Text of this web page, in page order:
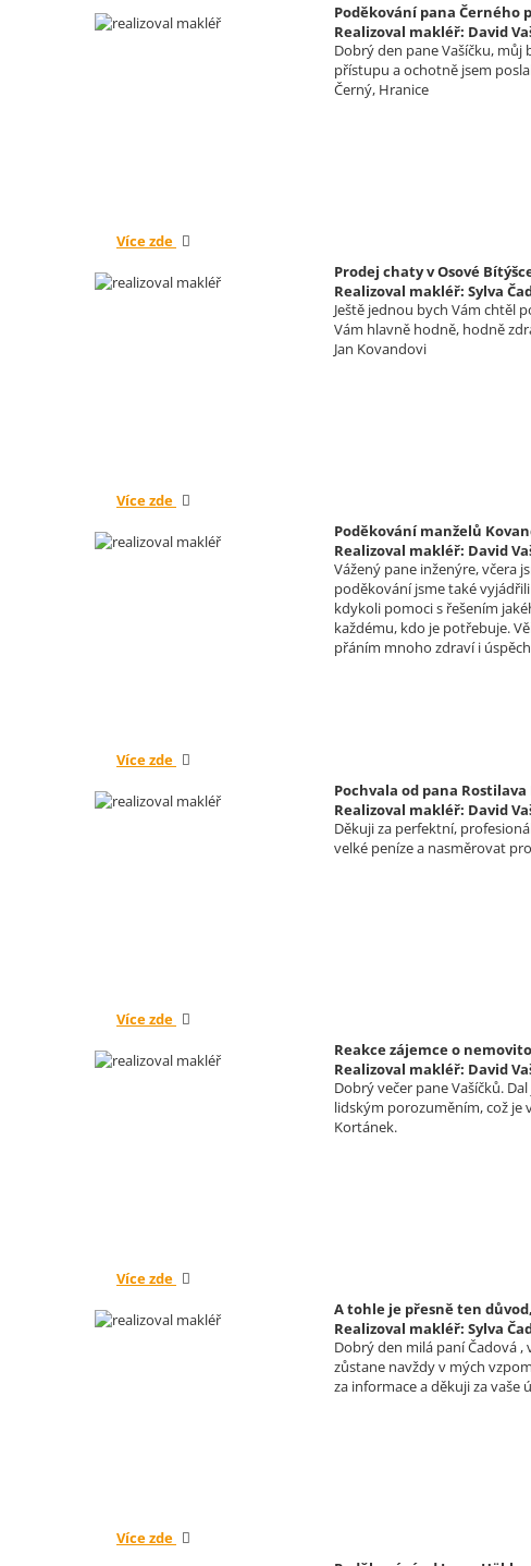
Poděkování pana Černého
Realizoval makléř: David
Dobrý den pane Vašíčku,
přístupu a ochotně jsem
Černý, Hranice
Více zde
Prodej chaty v Osové
Realizoval makléř: Sylva
Ještě jednou bych Vám chtěl
Vám hlavně hodně, hodně
Jan Kovandovi
Více zde
Poděkování manželů
Realizoval makléř: David
Vážený pane inženýre, včera
poděkování jsme také
kdykoli pomoci s řešením
každému, kdo je potřebuje.
přáním mnoho zdraví i
Více zde
Pochvala od pana
Realizoval makléř: David
Děkuji za perfektní,
velké peníze a nasměrovat
Více zde
Reakce zájemce o
Realizoval makléř: David
Dobrý večer pane Vašíčků.
lidským porozuměním, což je
Kortánek.
Více zde
A tohle je přesně ten
Realizoval makléř: Sylva
Dobrý den milá paní Čadová
zůstane navždy v mých
za informace a děkuji za vaše
Více zde